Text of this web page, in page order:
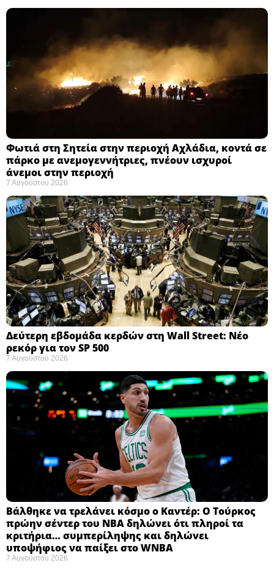
Φωτιά στη Σητεία στην περιοχή Αχλάδια, κοντά σε
πάρκο με ανεμογεννήτριες, πνέουν ισχυροί
άνεμοι στην περιοχή
7 Αυγούστου 2026
Δεύτερη εβδομάδα κερδών στη Wall Street: Νέο
ρεκόρ για τον SP 500
7 Αυγούστου 2026
Βάλθηκε να τρελάνει κόσμο ο Καντέρ: Ο Τούρκος
πρώην σέντερ του NBA δηλώνει ότι πληροί τα
κριτήρια… συμπερίληψης και δηλώνει
υποψήφιος να παίξει στο WNBA
7 Αυγούστου 2026